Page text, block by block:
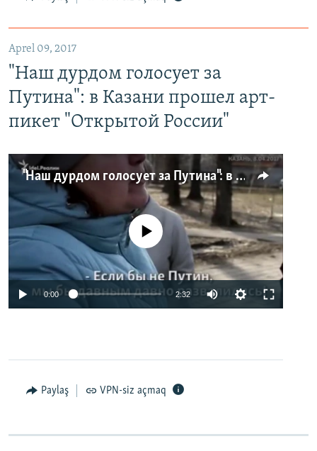
Aprel 09, 2017
"Наш дурдом голосует за
Путина": в Казани прошел арт-
пикет "Открытой России"
"Наш дурдом голосует за Путина": в Казани прошел арт-пикет "Открытой России"
No media source currently available
0:00 2:32
Paylaş VPN-siz açmaq